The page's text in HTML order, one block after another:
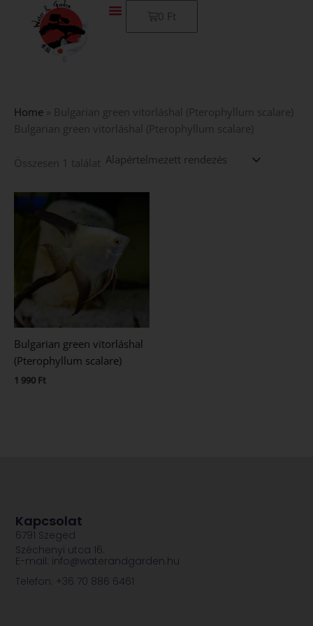
0 Ft
Kosár
Home
Bulgarian green vitorláshal (Pterophyllum scalare)
Bulgarian green vitorláshal (Pterophyllum scalare)
Összesen 1 találat
Bulgarian green vitorláshal
(Pterophyllum scalare)
1 990 Ft
Kapcsolat
6791 Szeged
Széchenyi utca 16.
E-mail: info@waterandgarden.hu
Telefon: +36 70 886 6461